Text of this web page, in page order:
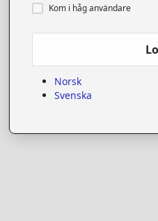
Kom
i
Kom i håg användare
Norsk
Svenska